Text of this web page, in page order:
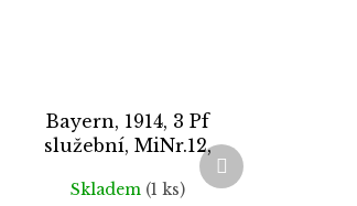
Bayern, 1914, 3 Pf
služební, MiNr.12,
razítkované, ohyb v
růžku
Skladem (1 ks)
Další
produkt